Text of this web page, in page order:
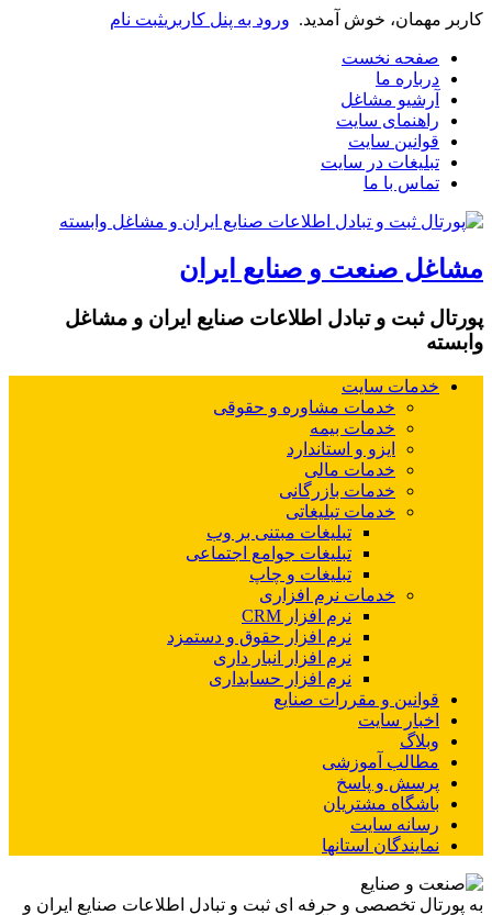
کاربر مهمان، خوش آمدید. ورود به پنل کاربریثبت نام
صفحه نخست
درباره ما
آرشیو مشاغل
راهنمای سایت
قوانین سایت
تبلیغات در سایت
تماس با ما
مشاغل صنعت و صنایع ایران
پورتال ثبت و تبادل اطلاعات صنایع ایران و مشاغل
وابسته
خدمات سایت
خدمات مشاوره و حقوقی
خدمات بیمه
ایزو و استاندارد
خدمات مالی
خدمات بازرگانی
خدمات تبلیغاتی
تبلیغات مبتنی بر وب
تبلیغات جوامع اجتماعی
تبلیغات و چاپ
خدمات نرم افزاری
نرم افزار CRM
نرم افزار حقوق و دستمزد
نرم افزار انبار داری
نرم افزار حسابداری
قوانین و مقررات صنایع
اخبار سایت
وبلاگ
مطالب آموزشی
پرسش و پاسخ
باشگاه مشتریان
رسانه سایت
نمایندگان استانها
به پورتال تخصصی و حرفه ای ثبت و تبادل اطلاعات صنایع ایران و